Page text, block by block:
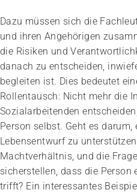
Dazu müssen sich die
und ihren Angehörigen
die Risiken und
danach zu entscheiden,
begleiten ist. Dies bedeutet
Rollentausch: Nicht mehr die
Sozialarbeitenden
Person selbst. Geht es darum,
Lebensentwurf zu
Machtverhältnis, und die
sicherstellen, dass die
trifft? Ein interessantes